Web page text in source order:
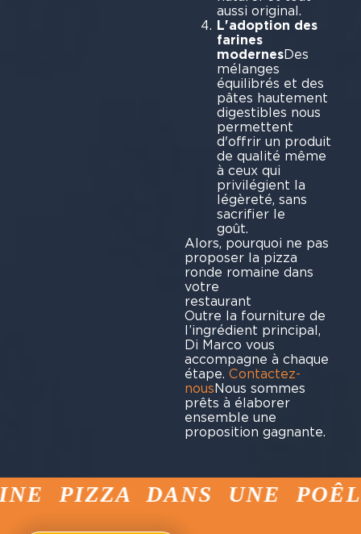
aussi original.
L'adoption des
farines
modernesDes
mélanges
équilibrés et des
pâtes hautement
digestibles nous
permettent
d'offrir un produit
de qualité même
à ceux qui
privilégient la
légèreté, sans
sacrifier le
Alors, pourquoi ne pas
proposer la pizza
ronde romaine dans
votre
Outre la fourniture de
l’ingrédient principal,
Di Marco vous
accompagne à chaque
étape. Contactez-
nous Nous sommes
prêts à élaborer
ensemble une
proposition gagnante.
PIZZA DANS UNE POÊLE